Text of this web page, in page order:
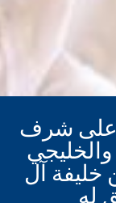
على شرف
خليفة آل
له